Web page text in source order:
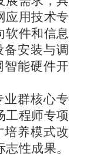
应用技术专
软件和信息
安装与调
智能硬件开
群核心专
工程师专项
培养模式改
性成果。